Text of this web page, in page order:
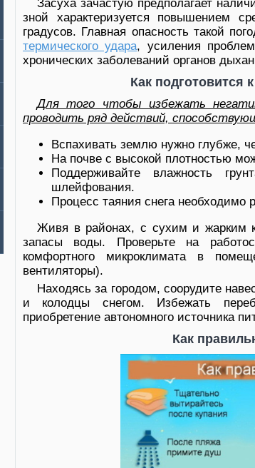
Засуха зачастую предполагает
зной характеризуется повышением
градусов. Главная опасность такой
термического удара, усиления проблем
хронических заболеваний органов
Как подготовится
Для того чтобы избежать
проводить ряд действий,
Вспахивать землю нужно глубже,
На почве с высокой плотностью
Поддерживайте влажность
шлейфования.
Процесс таяния снега необходимо
Живя в районах, с сухим и жарким
запасы воды. Проверьте на
комфортного микроклимата в
вентиляторы).
Находясь за городом, соорудите
и колодцы снегом. Избежать
приобретение автономного источника
Как